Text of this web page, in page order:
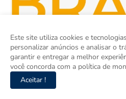
Este site utiliza cookies e
personalizar anúncios e analisar o
garantir e entregar a melhor
você concorda com a política de
Aceitar !